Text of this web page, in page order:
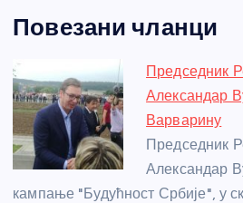
c
b
o
o
k
ss
e
n
g
er
itt
er
er at
s
A
p
p
a
Повезани чланци
Председник
Александар
Варварину
Председник
Александар
кампање "Будућност Србије", у